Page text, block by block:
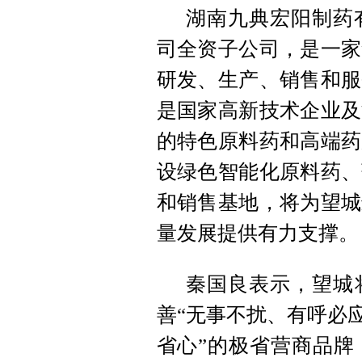
湖南九典宏阳制药
司全资子公司，是一
研发、生产、销售和
是国家高新技术企业
的特色原料药和高端
设绿色智能化原料药
和销售基地，将为望
量发展提供有力支撑。
秦国良表示，望城
善“无事不扰、有呼必
省心”的极省营商品